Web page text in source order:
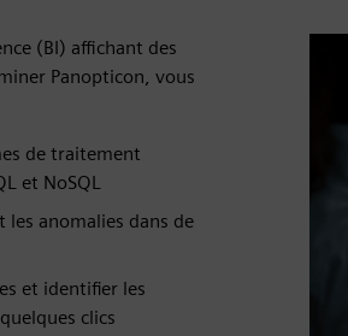
(BI) affichant des
Panopticon, vous
de traitement
et NoSQL
les anomalies dans de
et identifier les
clics